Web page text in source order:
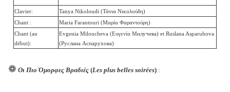
Clavier: Tanya Nikoloudi (Τάνια Νικολούδη)
Chant :
Maria Farantouri (Μαρία Φαραντούρη)
Chant (au
début):
Evgenia Miloucheva (Ευγενία Милучева) et Ruslana Asparuhova
(Руслана Аспарухова)
❁ Οι Πιο Όμορφες Βραδιές (Les plus belles soirées) :